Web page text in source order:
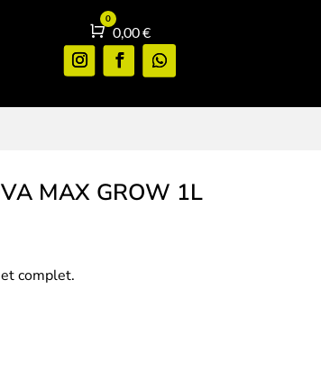
Panier
0
0,00€
MAX GROW 1L
complet.